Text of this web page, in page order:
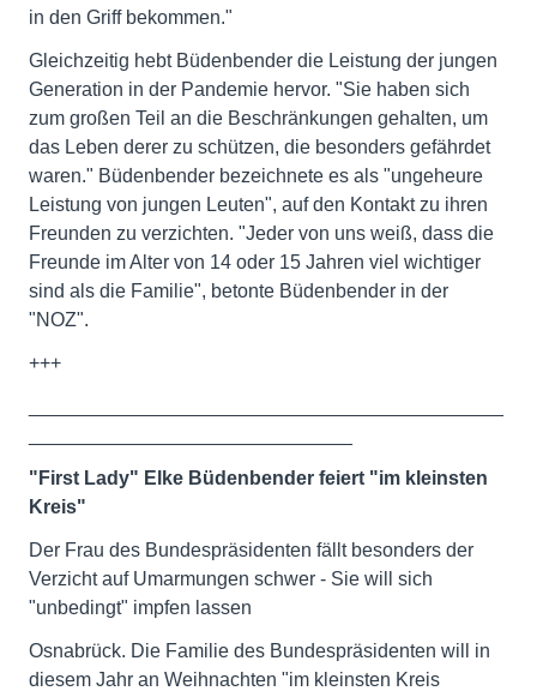
in den Griff bekommen."
Gleichzeitig hebt Büdenbender die Leistung der jungen
Generation in der Pandemie hervor. "Sie haben sich
zum großen Teil an die Beschränkungen gehalten, um
das Leben derer zu schützen, die besonders gefährdet
waren." Büdenbender bezeichnete es als "ungeheure
Leistung von jungen Leuten", auf den Kontakt zu ihren
Freunden zu verzichten. "Jeder von uns weiß, dass die
Freunde im Alter von 14 oder 15 Jahren viel wichtiger
sind als die Familie", betonte Büdenbender in der
"NOZ".
+++
"First Lady" Elke Büdenbender feiert "im kleinsten
Kreis"
Der Frau des Bundespräsidenten fällt besonders der
Verzicht auf Umarmungen schwer - Sie will sich
"unbedingt" impfen lassen
Osnabrück. Die Familie des Bundespräsidenten will in
diesem Jahr an Weihnachten "im kleinsten Kreis